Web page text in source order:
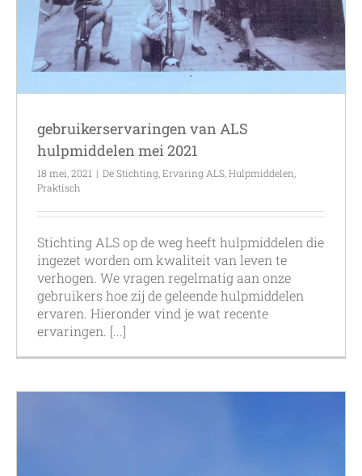
gebruikerservaringen van ALS
hulpmiddelen mei 2021
18 mei, 2021 | De Stichting,Ervaring ALS,Hulpmiddelen,
Praktisch
Stichting ALS op de weg heeft hulpmiddelen die
ingezet worden om kwaliteit van leven te
verhogen. We vragen regelmatig aan onze
gebruikers hoe zij de geleende hulpmiddelen
ervaren. Hieronder vind je wat recente
ervaringen. [...]